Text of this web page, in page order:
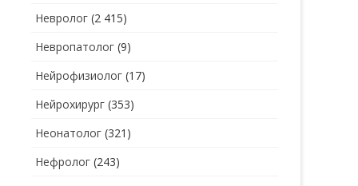
Невролог (2 415)
Невропатолог (9)
Нейрофизиолог (17)
Нейрохирург (353)
Неонатолог (321)
Нефролог (243)